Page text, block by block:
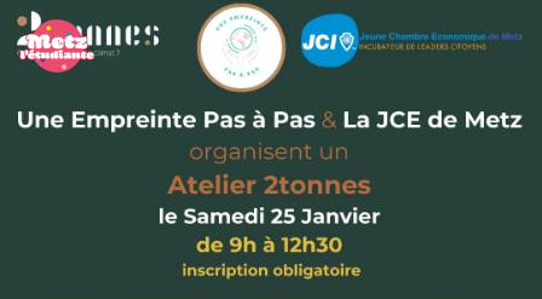
Panneau de gestion des cookies